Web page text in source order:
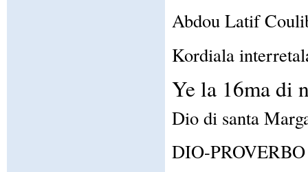
Abdou Latif
Kordiala
Ye la 16ma di
Dio di santa
DIO-PROVERBO